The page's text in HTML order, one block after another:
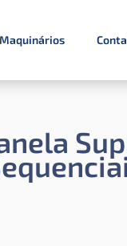
Maquinários